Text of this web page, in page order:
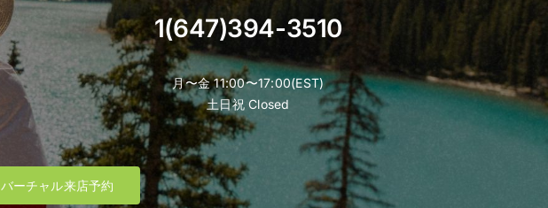
1(647)394-3510
月〜金 11:00〜17:00(EST)
土日祝 Closed
バーチャル来店予約